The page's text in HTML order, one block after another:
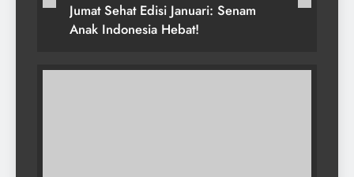
Jumat Sehat Edisi Januari: Senam
Anak Indonesia Hebat!